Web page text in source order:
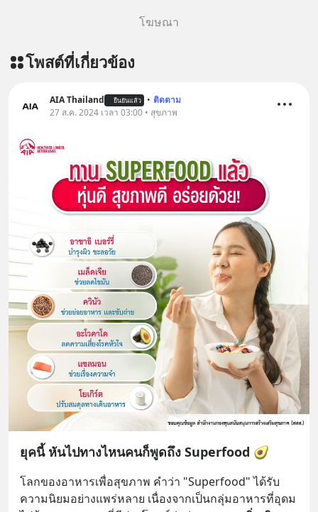
โฆษณา
โพสต์ที่เกี่ยวข้อง
AIA Thailand ยืนยันแล้ว • ติดตาม
27 ส.ค. 2024 เวลา 03:00 • สุขภาพ
ยุคนี้ หันไปทางไหนคนก็พูดถึง Superfood 🥑
โลกของอาหารเพื่อสุขภาพ คำว่า "Superfood" ได้รับ
ความนิยมอย่างแพร่หลาย เนื่องจากเป็นกลุ่มอาหารที่อุดม